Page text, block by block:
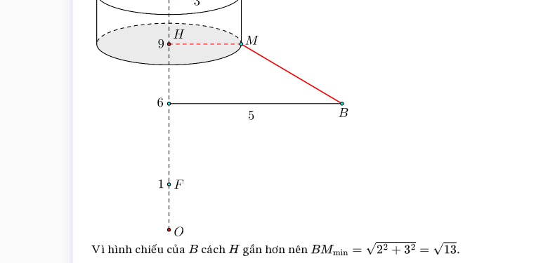
Vì hình chiếu của Bcách H gần hơn nên BMmin= 22 + = 13